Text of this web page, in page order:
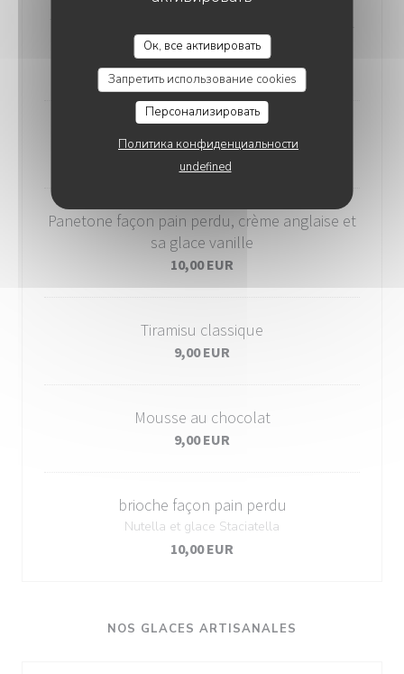
Ок, все активировать
Запретить использование cookies
Персонализировать
Политика конфиденциальности
undefined
limoncello
11,00 EUR
9,00 EUR
Panetone façon pain perdu, crème anglaise et
sa glace vanille
10,00 EUR
Tiramisu classique
9,00 EUR
Mousse au chocolat
9,00 EUR
brioche façon pain perdu
Nutella et glace Staciatella
10,00 EUR
NOS GLACES ARTISANALES
MAMMA MIA